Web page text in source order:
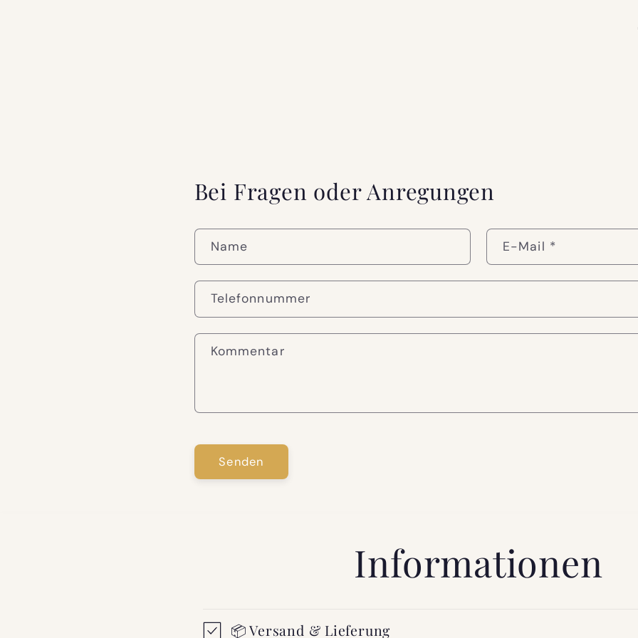
Bei Fragen oder Anregungen
Name E-Mail *
Telefonnummer
Kommentar
Senden
Informationen
📦 Versand & Lieferung